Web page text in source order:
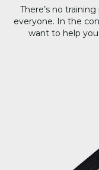
There’s no
everyone. In the
want to help